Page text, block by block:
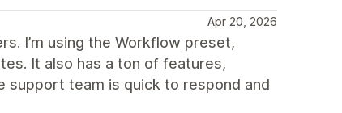
Apr 20, 2026
I’m using the Workflow preset,
It also has a ton of features,
support team is quick to respond and